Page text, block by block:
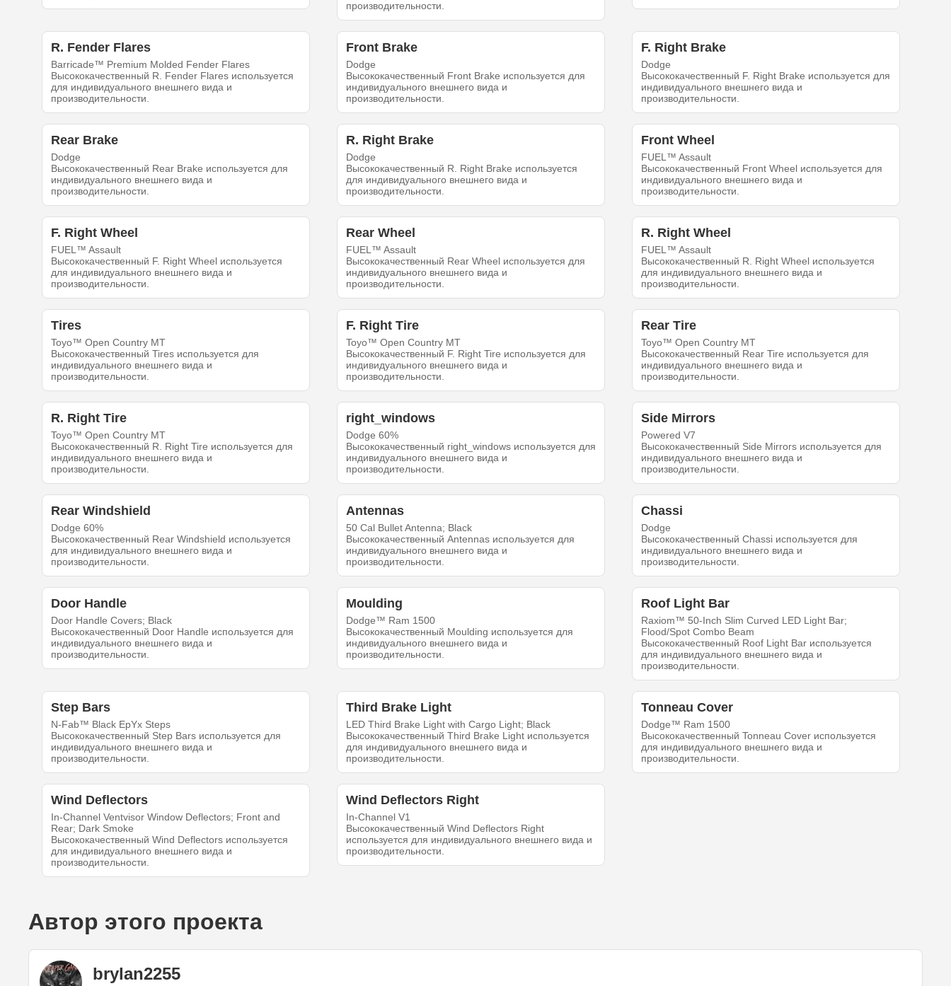
производительности.
R. Fender Flares
Barricade™ Premium Molded Fender Flares
Высококачественный R. Fender Flares используется
для индивидуального внешнего вида и
производительности.
Front Brake
Dodge
Высококачественный Front Brake используется для
индивидуального внешнего вида и
производительности.
F. Right Brake
Dodge
Высококачественный F. Right Brake используется для
индивидуального внешнего вида и
производительности.
Rear Brake
Dodge
Высококачественный Rear Brake используется для
индивидуального внешнего вида и
производительности.
R. Right Brake
Dodge
Высококачественный R. Right Brake используется
для индивидуального внешнего вида и
производительности.
Front Wheel
FUEL™ Assault
Высококачественный Front Wheel используется для
индивидуального внешнего вида и
производительности.
F. Right Wheel
FUEL™ Assault
Высококачественный F. Right Wheel используется
для индивидуального внешнего вида и
производительности.
Rear Wheel
FUEL™ Assault
Высококачественный Rear Wheel используется для
индивидуального внешнего вида и
производительности.
R. Right Wheel
FUEL™ Assault
Высококачественный R. Right Wheel используется
для индивидуального внешнего вида и
производительности.
Tires
Toyo™ Open Country MT
Высококачественный Tires используется для
индивидуального внешнего вида и
производительности.
F. Right Tire
Toyo™ Open Country MT
Высококачественный F. Right Tire используется для
индивидуального внешнего вида и
производительности.
Rear Tire
Toyo™ Open Country MT
Высококачественный Rear Tire используется для
индивидуального внешнего вида и
производительности.
R. Right Tire
Toyo™ Open Country MT
Высококачественный R. Right Tire используется для
индивидуального внешнего вида и
производительности.
right_windows
Dodge 60%
Высококачественный right_windows используется для
индивидуального внешнего вида и
производительности.
Side Mirrors
Powered V7
Высококачественный Side Mirrors используется для
индивидуального внешнего вида и
производительности.
Rear Windshield
Dodge 60%
Высококачественный Rear Windshield используется
для индивидуального внешнего вида и
производительности.
Antennas
50 Cal Bullet Antenna; Black
Высококачественный Antennas используется для
индивидуального внешнего вида и
производительности.
Chassi
Dodge
Высококачественный Chassi используется для
индивидуального внешнего вида и
производительности.
Door Handle
Door Handle Covers; Black
Высококачественный Door Handle используется для
индивидуального внешнего вида и
производительности.
Moulding
Dodge™ Ram 1500
Высококачественный Moulding используется для
индивидуального внешнего вида и
производительности.
Roof Light Bar
Raxiom™ 50-Inch Slim Curved LED Light Bar;
Flood/Spot Combo Beam
Высококачественный Roof Light Bar используется
для индивидуального внешнего вида и
производительности.
Step Bars
N-Fab™ Black EpYx Steps
Высококачественный Step Bars используется для
индивидуального внешнего вида и
производительности.
Third Brake Light
LED Third Brake Light with Cargo Light; Black
Высококачественный Third Brake Light используется
для индивидуального внешнего вида и
производительности.
Tonneau Cover
Dodge™ Ram 1500
Высококачественный Tonneau Cover используется
для индивидуального внешнего вида и
производительности.
Wind Deflectors
In-Channel Ventvisor Window Deflectors; Front and
Rear; Dark Smoke
Высококачественный Wind Deflectors используется
для индивидуального внешнего вида и
производительности.
Wind Deflectors Right
In-Channel V1
Высококачественный Wind Deflectors Right
используется для индивидуального внешнего вида и
производительности.
Автор этого проекта
brylan2255